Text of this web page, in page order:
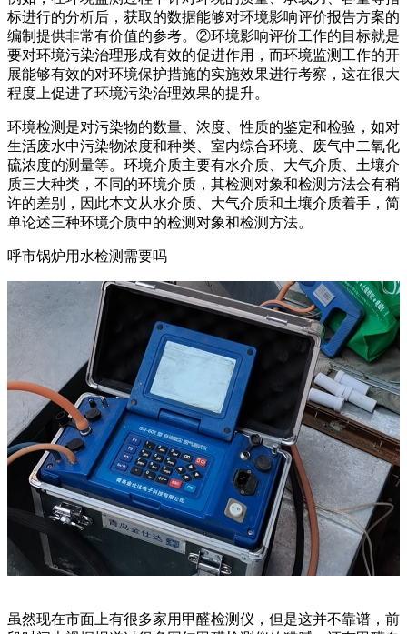
标进行的分析后，获取的数据能够对环境影响评价报告方案的
编制提供非常有价值的参考。②环境影响评价工作的目标就是
要对环境污染治理形成有效的促进作用，而环境监测工作的开
展能够有效的对环境保护措施的实施效果进行考察，这在很大
程度上促进了环境污染治理效果的提升。
环境检测是对污染物的数量、浓度、性质的鉴定和检验，如对
生活废水中污染物浓度和种类、室内综合环境、废气中二氧化
硫浓度的测量等。环境介质主要有水介质、大气介质、土壤介
质三大种类，不同的环境介质，其检测对象和检测方法会有稍
许的差别，因此本文从水介质、大气介质和土壤介质着手，简
单论述三种环境介质中的检测对象和检测方法。
呼市锅炉用水检测需要吗
虽然现在市面上有很多家用甲醛检测仪，但是这并不靠谱，前